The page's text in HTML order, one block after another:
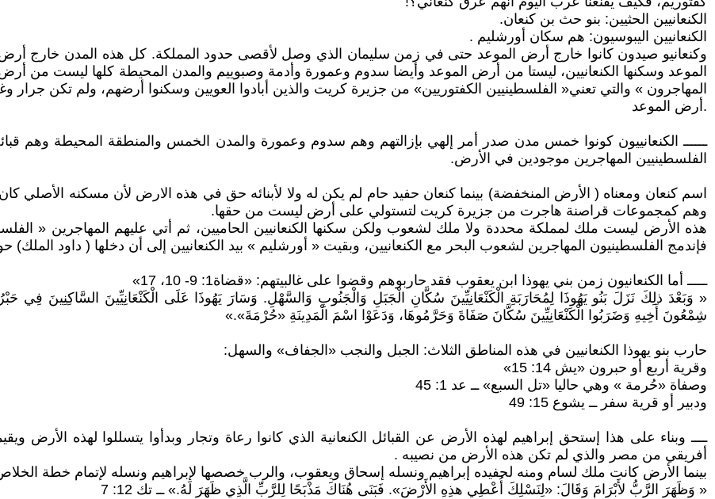
الكنعانيين الحثيين: بنو حث بن كنعان.
الكنعانيين اليبوسيون: هم سكان أورشليم .
وكنعانيو صيدون كانوا خارج أرض الموعد حتى في زمن سليمان الذي وصل لأقصى حدود المملكة. كل هذه المدن خارج أرض
الموعد وسكنها الكنعانيين، ليستا من أرض الموعد وأيضا سدوم وعمورة وأدمة وصبوييم والمدن المحيطة كلها ليست من أرض
المهاجرون » والتي تعني« الفلسطينيين الكفتوريين» من جزيرة كريت والذين أبادوا العويين وسكنوا أرضهم، ولم تكن جرار
.أرض الموعد
ــــــ الكنعانييون كونوا خمس مدن صدر أمر إلهي بإزالتهم وهم سدوم وعمورة والمدن الخمس والمنطقة المحيطة وهم
الفلسطينيين المهاجرين موجودين في الأرض.
اسم كنعان ومعناه ( الأرض المنخفضة) بينما كنعان حفيد حام لم يكن له ولا لأبنائه حق في هذه الارض لأن مسكنه الأصلي
وهم كمجموعات قراصنة هاجرت من جزيرة كريت لتستولي على أرض ليست من حقها.
هذه الأرض ليست ملك لمملكة محددة ولا ملك لشعوب ولكن سكنها الكنعانيين الحاميين، ثم أتي عليهم المهاجرين «
فإندمج الفلسطينيون المهاجرين لشعوب البحر مع الكنعانيين، وبقيت « أورشليم » بيد الكنعانيين إلى أن دخلها ( داود الملك) حوالي
ـــــ أما الكنعانيون زمن بني يهوذا ابن يعقوب فقد حاربوهم وقضوا على غالبيتهم: «قضاة1: 9- 10، 17»
« وَبَعْدَ ذلِكَ نَزَلَ بَنُو يَهُوذَا لِمُحَارَبَةِ الْكَنْعَانِيِّينَ سُكَّانِ الْجَبَلِ وَالْجَنُوبِ وَالسَّهْلِ. وَسَارَ يَهُوذَا عَلَى الْكَنْعَانِيِّينَ السَّاكِنِينَ
شِمْعُونَ أَخِيهِ وَضَرَبُوا الْكَنْعَانِيِّينَ سُكَّانَ صَفَاةَ وَحَرَّمُوهَا، وَدَعَوْا اسْمَ الْمَدِينَةِ «حُرْمَةَ».»
حارب بنو يهوذا الكنعانيين في هذه المناطق الثلاث: الجبل والنجب «الجفاف» والسهل:
وقرية أربع أو حبرون «يش 14: 15»
وصفاة «حُرمة » وهي حاليا «تل السبع» ــ عد 1: 45
ودبير أو قرية سفر ــ يشوع 15: 49
ــــ وبناء على هذا إستحق إبراهيم لهذه الأرض عن القبائل الكنعانية الذي كانوا رعاة وتجار وبدأوا يتسللوا لهذه الأرض
أفريقي من مصر والذي لم تكن هذه الأرض من نصيبه .
بينما الأرض كانت ملك لسام ومنه لحفيده إبراهيم ونسله إسحاق ويعقوب، والرب خصصها لإبراهيم ونسله لإتمام خطة
« وَظَهَرَ الرَّبُّ لأَبْرَامَ وَقَالَ: «لِنَسْلِكَ أُعْطِي هذِهِ الأَرْضَ». فَبَنَى هُنَاكَ مَذْبَحًا لِلرَّبِّ الَّذِي ظَهَرَ لَهُ.» ــ تك 12: 7